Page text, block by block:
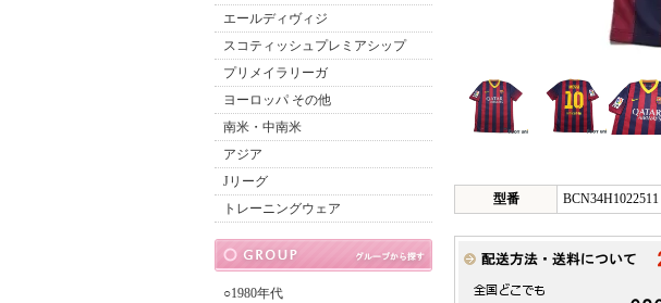
エールディヴィジ
スコティッシュプレミアシップ
プリメイラリーガ
ヨーロッパ その他
南米・中南米
アジア
Jリーグ
トレーニングウェア
○1980年代
型番 BCN34H1022511